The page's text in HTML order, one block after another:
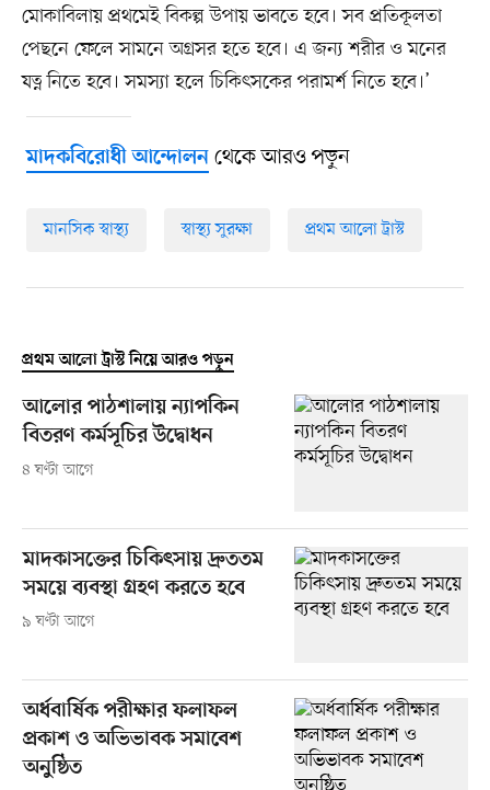
মোকাবিলায় প্রথমেই বিকল্প উপায় ভাবতে হবে। সব প্রতিকূলতা
পেছনে ফেলে সামনে অগ্রসর হতে হবে। এ জন্য শরীর ও মনের
যত্ন নিতে হবে। সমস্যা হলে চিকিৎসকের পরামর্শ নিতে হবে।’
মাদকবিরোধী আন্দোলনথেকে আরও পড়ুন
মানসিক স্বাস্থ্য স্বাস্থ্য সুরক্ষা প্রথম আলো ট্রাস্ট
প্রথম আলো ট্রাস্ট নিয়ে আরও পড়ুন
আলোর পাঠশালায় ন্যাপকিন
বিতরণ কর্মসূচির উদ্বোধন
৪ ঘণ্টা আগে
মাদকাসক্তের চিকিৎসায় দ্রুততম
সময়ে ব্যবস্থা গ্রহণ করতে হবে
৯ ঘণ্টা আগে
অর্ধবার্ষিক পরীক্ষার ফলাফল
প্রকাশ ও অভিভাবক সমাবেশ
অনুষ্ঠিত